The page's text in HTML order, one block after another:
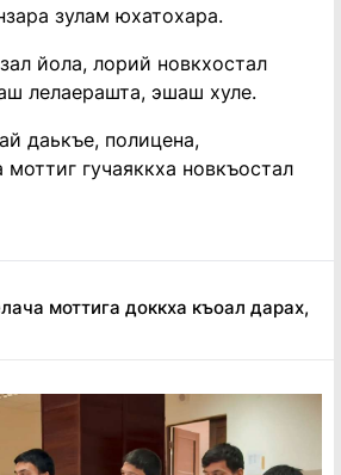
моттига доккха къоал дарах,
зулам юхатохара.
йола, лорий новкхостал
лелаерашта, эшаш хуле.
даькъе, полицена,
гучаяккха новкъостал